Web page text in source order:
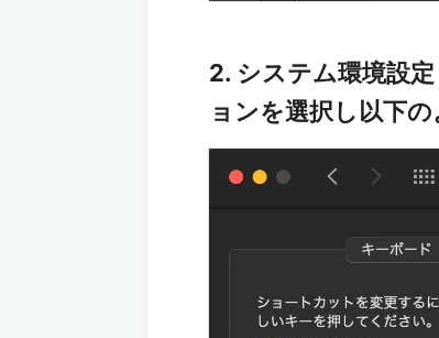
2. システム環境設
ョンを選択し以下の